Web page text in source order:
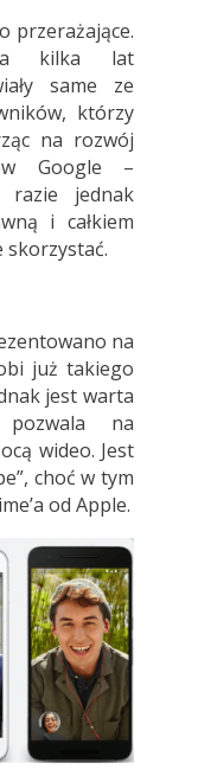
przerażające.
kilka lat
same ze
którzy
na rozwój
Google –
razie jednak
i całkiem
skorzystać.
na
już takiego
jest warta
pozwala na
wideo. Jest
choć w tym
od Apple.